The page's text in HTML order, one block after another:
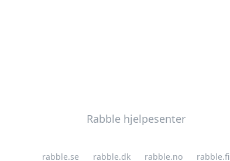
Rabble hjelpesenter
rabble.se rabble.dk rabble.no rabble.fi